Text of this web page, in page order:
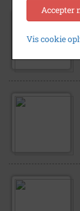
Accepter
Vis cookie